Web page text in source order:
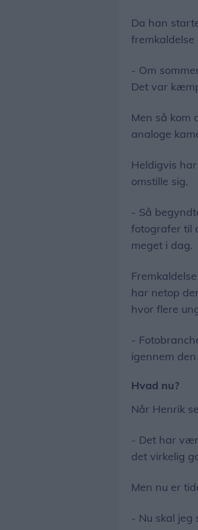
Da han
- Om
Det var
Men så kom
analoge
Heldigvis
omstille sig.
- Så
fotografer til
meget i dag.
har netop
hvor flere
-
igennem
Hvad nu?
Når Henrik
- Det har
det virkelig
Men nu er
- Nu skal jeg